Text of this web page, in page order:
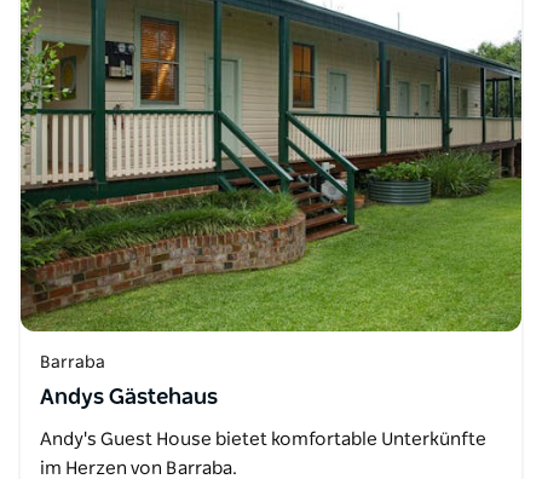
Barraba
Andys Gästehaus
Andy's Guest House bietet komfortable Unterkünfte
im Herzen von Barraba.